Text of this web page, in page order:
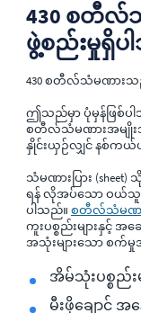
430 စတီ
ဖွဲ့စည်းမှုရှိပ
430 စတီလ်သံမဏား
ဤသည်မှာ ပုံမှန်ဖြစ်ပါ
စတီလ်သံမဏားအမျိုးအစ
နှိုင်းယှဉ်လျှင် နစ်ကယ်
သံမဏားပြား
ရန် လိုအပ်သော ဝယ်သူမျ
ပါသည်။ စတီလ်သံမဏားပ
ကူးပစ္စည်းများနှင့်
အသုံးများသော စက်မှုအ
အိမ်သုံးပစ္စည်း
မီးဖိုချောင်